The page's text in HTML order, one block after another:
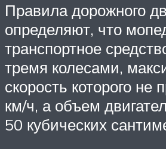
Правила дорожного
определяют, что
транспортное
тремя колесами,
скорость которого
км/ч, а объем
50 кубических